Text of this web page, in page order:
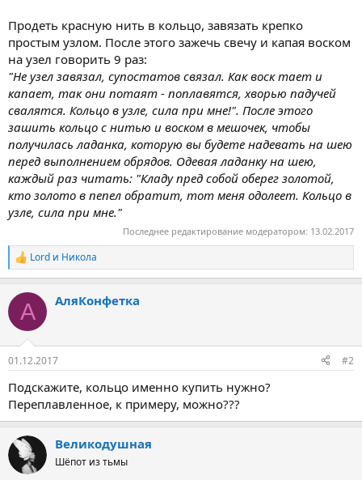
Продеть красную нить в кольцо, завязать крепко
простым узлом. После этого зажечь свечу и капая воском
на узел говорить 9 раз:
"Не узел завязал, супостатов связал. Как воск тает и
капает, так они потаят - поплавятся, хворью падучей
свалятся. Кольцо в узле, сила при мне!". После этого
зашить кольцо с нитью и воском в мешочек, чтобы
получилась ладанка, которую вы будете надевать на шею
перед выполнением обрядов. Одевая ладанку на шею,
каждый раз читать: "Кладу пред собой оберег золотой,
кто золото в пепел обратит, тот меня одолеет. Кольцо в
узле, сила при мне."
Последнее редактирование модератором: 13.02.2017
Р
е
к
и
Lord и Никола
А АляКонфетка
01.12.2017 #2
Подскажите, кольцо именно купить нужно?
Переплавленное, к примеру, можно???
Великодушная
Шёпот из тьмы